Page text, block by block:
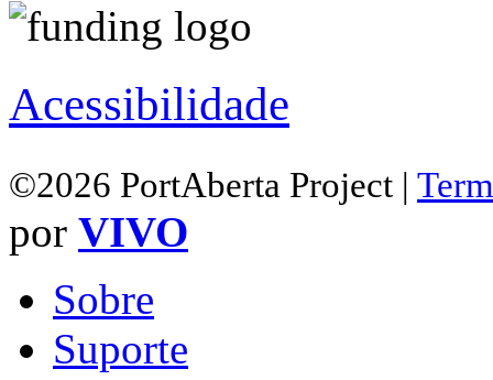
Acessibilidade
©2026 PortAberta Project |
por VIVO
Sobre
Suporte